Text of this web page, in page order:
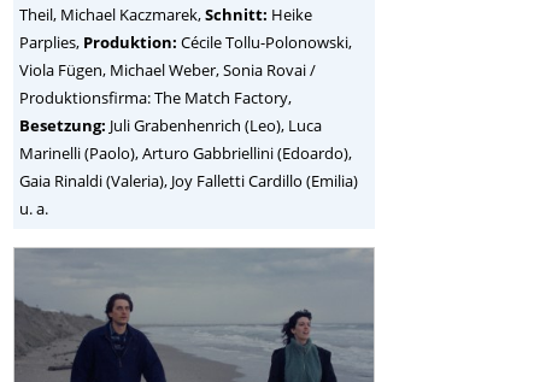
Theil, Michael Kaczmarek,Schnitt: Heike
Parplies, Produktion: Cécile Tollu-Polonowski,
Viola Fügen, Michael Weber, Sonia Rovai /
Produktionsfirma: The Match Factory,
Besetzung: Juli Grabenhenrich (Leo), Luca
Marinelli (Paolo), Arturo Gabbriellini (Edoardo),
Gaia Rinaldi (Valeria), Joy Falletti Cardillo (Emilia)
u. a.